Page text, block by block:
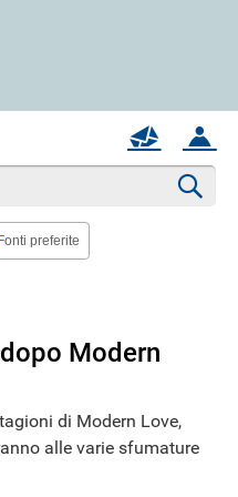
ACCOUNT
MAIL
preferite
Modern
di Modern Love,
alle varie sfumature